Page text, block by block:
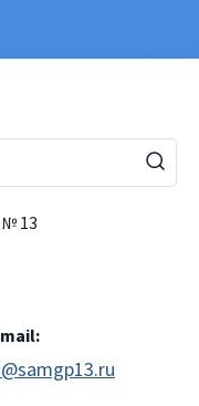
№ 13